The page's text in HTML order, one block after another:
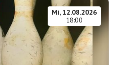
Mi, 12.08.2026
18:00